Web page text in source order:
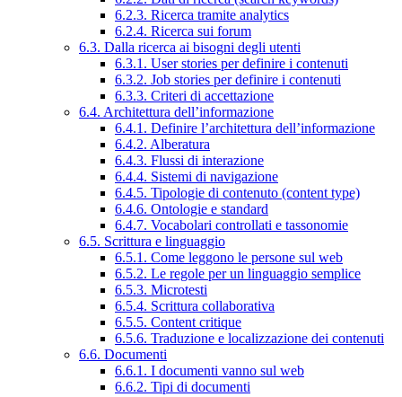
6.2.3. Ricerca tramite analytics
6.2.4. Ricerca sui forum
6.3. Dalla ricerca ai bisogni degli utenti
6.3.1. User stories per definire i contenuti
6.3.2. Job stories per definire i contenuti
6.3.3. Criteri di accettazione
6.4. Architettura dell’informazione
6.4.1. Definire l’architettura dell’informazione
6.4.2. Alberatura
6.4.3. Flussi di interazione
6.4.4. Sistemi di navigazione
6.4.5. Tipologie di contenuto (content type)
6.4.6. Ontologie e standard
6.4.7. Vocabolari controllati e tassonomie
6.5. Scrittura e linguaggio
6.5.1. Come leggono le persone sul web
6.5.2. Le regole per un linguaggio semplice
6.5.3. Microtesti
6.5.4. Scrittura collaborativa
6.5.5. Content critique
6.5.6. Traduzione e localizzazione dei contenuti
6.6. Documenti
6.6.1. I documenti vanno sul web
6.6.2. Tipi di documenti